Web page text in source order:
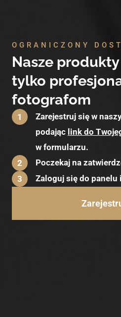
OGRANICZONY
Nasze
tylko
fotografom
1
Zarejestruj się w
podając link do
w formularzu.
2
Poczekaj na
3
Zaloguj się do panelu